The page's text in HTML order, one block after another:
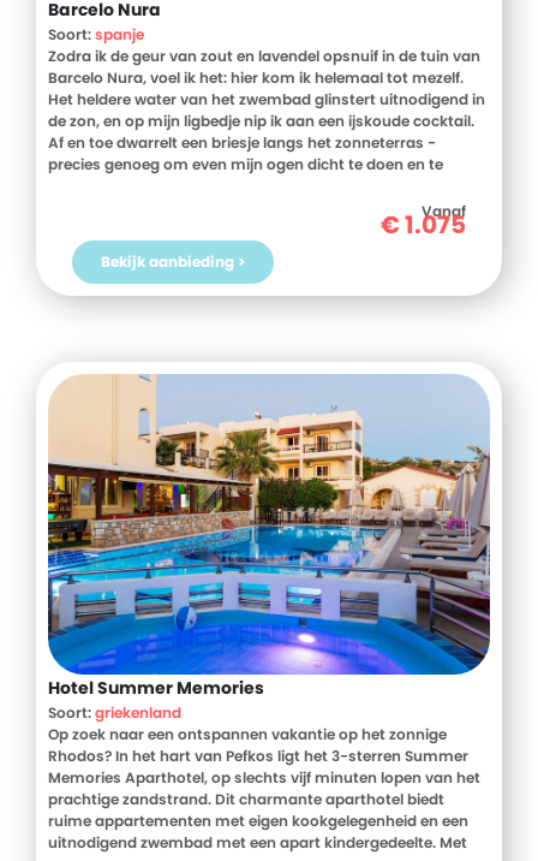
Barcelo Nura
Soort:spanje
Zodra ik de geur van zout en lavendel opsnuif in de tuin van
Barcelo Nura, voel ik het: hier kom ik helemaal tot mezelf.
Het heldere water van het zwembad glinstert uitnodigend in
de zon, en op mijn ligbedje nip ik aan een ijskoude cocktail.
Af en toe dwarrelt een briesje langs het zonneterras -
precies genoeg om even mijn ogen dicht te doen en te
ik op slippers naar het wellnesscentrum voor een sauna of
massage. Hier hoef ik nergens over na te denken. Alleen
maar te zijn. En te genieten.
Barcelo Nura ligt op het zuidelijke puntje van Menorca, in het
laagbouw en omringd door mediterrane tuinen waar je
heerlijk kunt wegdromen. Er zijn drie zoutwaterzwembaden
om uit te kiezen en wie zichzelf extra wil verwennen, duikt het
wellnesscentrum in met sauna, binnenbad en gym -
allemaal inbegrepen. Overal zijn fijne hoekjes te vinden om je
terug te trekken, een boek te lezen of simpelweg te genieten
van de zon. En als de avond valt, schuif je aan op het terras
van het restaurant, waar lokale smaken en een zacht briesje
je het ultieme eilandgevoel geven.
Vanaf
€1.075
Bekijk aanbieding >
Hotel Summer Memories
Soort:griekenland
Op zoek naar een ontspannen vakantie op het zonnige
Rhodos? In het hart van Pefkos ligt het 3-sterren Summer
Memories Aparthotel, op slechts vijf minuten lopen van het
prachtige zandstrand. Dit charmante aparthotel biedt
ruime appartementen met eigen kookgelegenheid en een
uitnodigend zwembad met een apart kindergedeelte. Met